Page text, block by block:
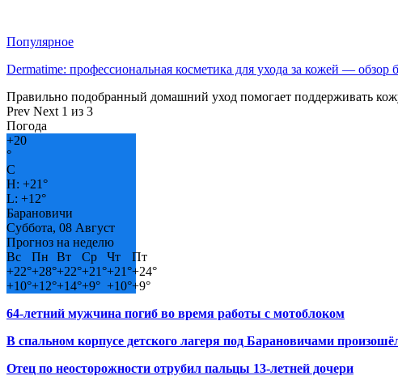
Популярное
Dermatime: профессиональная косметика для ухода за кожей — обзор
Правильно подобранный домашний уход помогает поддерживать
Prev Next 1 из 3
Погода
+20
°
C
H: +21°
L: +12°
Барановичи
Суббота, 08 Август
Прогноз на неделю
Вс
Пн Вт Ср Чт
Пт
+22°+28°+22°+21°+21°+24°
+10°+12°+14°+9° +10°+9°
64-летний мужчина погиб во время работы с мотоблоком
В спальном корпусе детского лагеря под Барановичами
Отец по неосторожности отрубил пальцы 13-летней дочери